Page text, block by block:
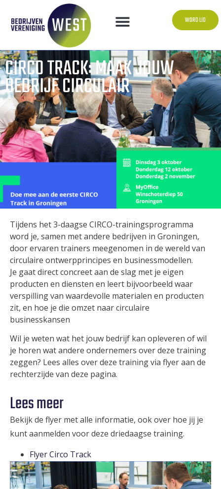
WORD LID
CIRCO TRACK: MAAK JOUW
BEDRIJF CIRCULAIR
Tijdens het 3-daagse CIRCO-trainingsprogramma
word je, samen met andere bedrijven in Groningen,
door ervaren trainers meegenomen in de wereld van
circulaire ontwerpprincipes en businessmodellen.
Je gaat direct concreet aan de slag met je eigen
producten en diensten en leert bijvoorbeeld waar
verspilling van waardevolle materialen en producten
zit, en hoe je die omzet naar circulaire
businesskansen
Wil je weten wat het jouw bedrijf kan opleveren of wil
je horen wat andere ondernemers over deze training
zeggen? Lees alles over deze training via flyer aan de
rechterzijde van deze pagina.
Lees meer
Bekijk de flyer met alle informatie, ook over hoe jij je
kunt aanmelden voor deze driedaagse training.
Flyer Circo Track